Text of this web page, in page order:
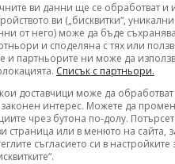
БНТ в YouTube
и вTikTok
вGoogle News
ви данни ще се обработват и
ви („бисквитки“,
от него) може да бъде
и споделяна с тях или
и партньорите ни може да
Списък с партньори.
доставчици може да
интерес. Можете да
чрез бутона по-долу.
страница или в менюто на сайта,
съгласието си в